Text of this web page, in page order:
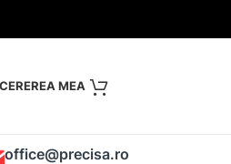
office@precisa.ro